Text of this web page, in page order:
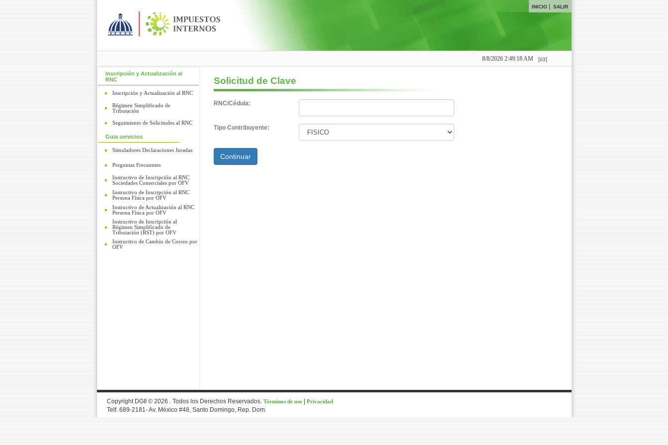
INICIO| SALIR
8/8/2026 2:49:18 AM [03]
Inscripción y Actualización al
RNC
Inscripción y Actualización al RNC
Régimen Simplificado de
Tributación
Seguimiento de Solicitudes al RNC
Guia servicios
Simuladores Declaraciones Juradas
Preguntas Frecuentes
Instructivo de Inscripción al RNC
Sociedades Comerciales por OFV
Instructivo de Inscripción al RNC
Persona Física por OFV
Instructivo de Actualización al RNC
Persona Física por OFV
Instructivo de Inscripción al
Régimen Simplificado de
Tributación (RST) por OFV
Instructivo de Cambio de Correo por
OFV
Solicitud de Clave
RNC/Cédula:
Tipo Contribuyente:
Copyright DGII © 2026 . Todos los Derechos Reservados. Términos de uso Privacidad
Telf. 689-2181- Av. México #48, Santo Domingo, Rep. Dom.